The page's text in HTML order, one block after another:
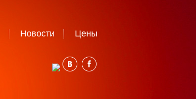
Новости Цены